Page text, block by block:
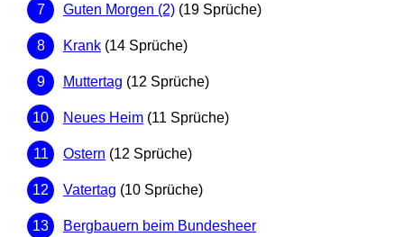
Guten Morgen (2) (19 Sprüche)
Krank (14 Sprüche)
Muttertag (12 Sprüche)
Neues Heim (11 Sprüche)
Ostern (12 Sprüche)
Vatertag (10 Sprüche)
Bergbauern beim Bundesheer